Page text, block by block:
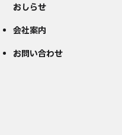
おしらせ
会社案内
お問い合わせ